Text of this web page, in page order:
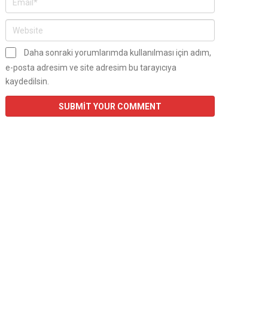
Daha sonraki yorumlarımda kullanılması için adım,
e-posta adresim ve site adresim bu tarayıcıya
kaydedilsin.